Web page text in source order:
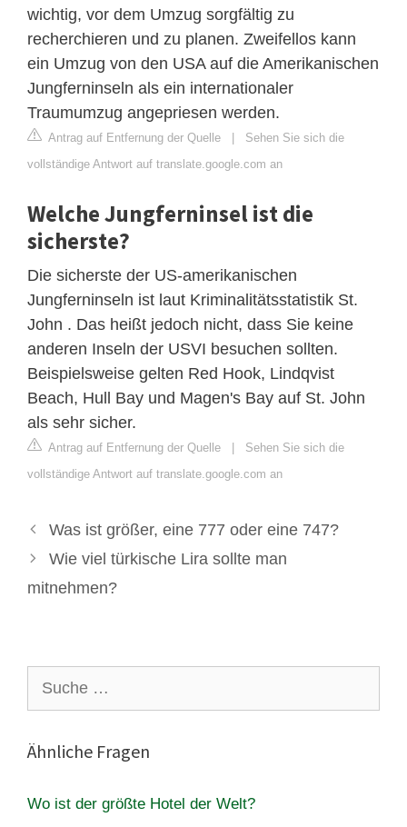
wichtig, vor dem Umzug sorgfältig zu
recherchieren und zu planen. Zweifellos kann
ein Umzug von den USA auf die Amerikanischen
Jungferninseln als ein internationaler
Traumumzug angepriesen werden.
Antrag auf Entfernung der Quelle | Sehen Sie sich die
vollständige Antwort auf translate.google.com an
Welche Jungferninsel ist die
sicherste?
Die sicherste der US-amerikanischen
Jungferninseln ist laut Kriminalitätsstatistik St.
John . Das heißt jedoch nicht, dass Sie keine
anderen Inseln der USVI besuchen sollten.
Beispielsweise gelten Red Hook, Lindqvist
Beach, Hull Bay und Magen's Bay auf St. John
als sehr sicher.
Antrag auf Entfernung der Quelle | Sehen Sie sich die
vollständige Antwort auf translate.google.com an
Was ist größer, eine 777 oder eine 747?
Wie viel türkische Lira sollte man
mitnehmen?
nach:
Ähnliche Fragen
Wo ist der größte Hotel der Welt?